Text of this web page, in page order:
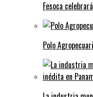
Fesoca
Polo